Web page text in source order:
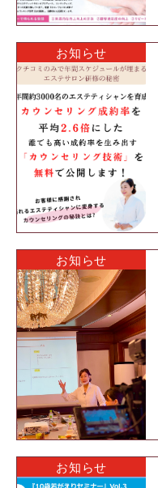
お知らせ
お知らせ
お知らせ